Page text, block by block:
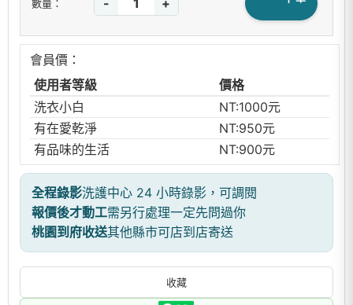
數量：
會員價：
使用者等級
價格
洗衣小白
NT:1000元
有在愛乾淨
NT:950元
有品味的生活
NT:900元
全程錄影洗護中心 24 小時錄影，可調閱
報價後才動工需另行處理一定先問過你
桃園到府收送其他縣市可店到店寄送
收藏